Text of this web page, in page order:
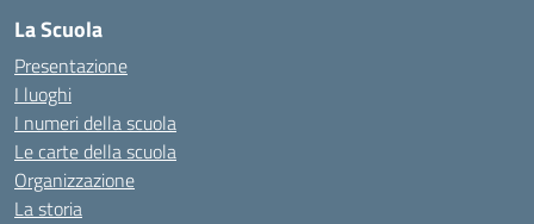
La Scuola
Presentazione
I luoghi
I numeri della scuola
Le carte della scuola
Organizzazione
La storia